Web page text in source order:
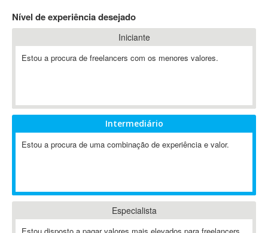
A-GPS
ABBYY FineReader
AbleCommerce
Ableton Push
Abstract Window Toolkit (AWT)
Nível de experiência desejado
Iniciante
Estou a procura de freelancers com os menores valores.
Intermediário
Estou a procura de uma combinação de experiência e valor.
Especialista